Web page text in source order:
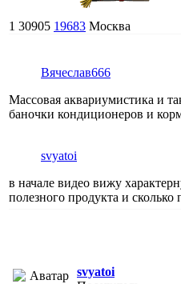
1 30905 19683 Москва
Вячеслав666
Массовая аквариумистика и
баночки кондиционеров и
svyatoi
в начале видео вижу
полезного продукта и сколько
svyatoi